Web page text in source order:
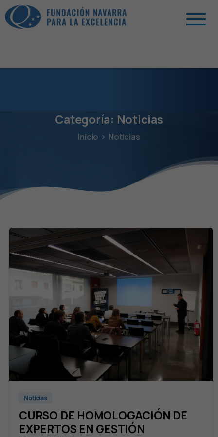
Categoría: Noticias
Inicio Noticias
Noticias
CURSO DE HOMOLOGACIÓN DE
EXPERTOS EN GESTIÓN